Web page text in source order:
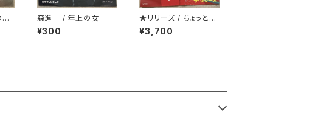
森進一 / 年上の女
¥300
★リリーズ / ちょっとH
ONG KONG TOWN
¥3,700